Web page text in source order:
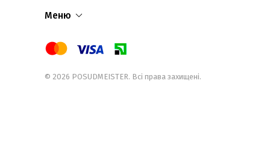
Меню
© 2026 POSUDMEISTER. Всі права захищені.